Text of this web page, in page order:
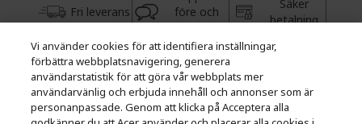
Fri leverans
före och
efter köp
Säker
betalning
© 2026 Acer Inc.
CPYou BV är auktoriserad återförsäljare och försäljare av de
produkter och tjänster som erbjuds i denna butik.
Vi använder cookies för att identifiera inställningar,
förbättra webbplatsnavigering, generera
användarstatistik för att göra vår webbplats mer
användarvänlig och erbjuda innehåll och annonser som är
personanpassade. Genom att klicka på Acceptera alla